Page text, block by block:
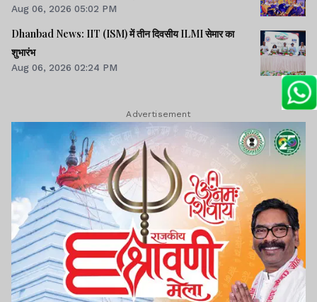
Aug 06, 2026 05:02 PM
Dhanbad News: IIT (ISM) में तीन दिवसीय ILMI सेमार का
शुभारंभ
Aug 06, 2026 02:24 PM
Advertisement